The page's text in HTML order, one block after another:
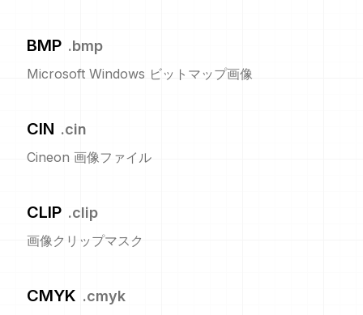
BMP .bmp
Microsoft Windows ビットマップ画像
CIN .cin
Cineon 画像ファイル
CLIP .clip
画像クリップマスク
CMYK .cmyk